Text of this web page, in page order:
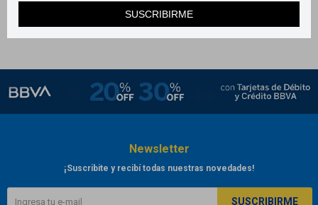
SUSCRIBIRME
Newsletter
¡Suscribite y recibí todas nuestras novedades!
SUSCRIBIRME